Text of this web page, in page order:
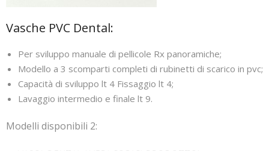
Vasche PVC Dental:
Per sviluppo manuale di pellicole Rx panoramiche;
Modello a 3 scomparti completi di rubinetti di scarico in pvc;
Capacità di sviluppo lt 4 Fissaggio lt 4;
Lavaggio intermedio e finale lt 9.
Modelli disponibili 2: